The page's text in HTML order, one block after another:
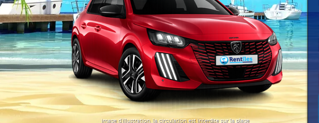
image d'illustration, la circulation est interdite sur la plage